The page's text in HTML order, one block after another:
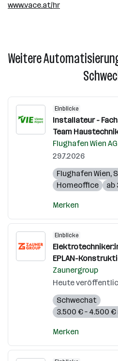
www.vace.at/hr
Weitere
Einblicke
Installateur -
Team
Flughafen Wien AG
29.7.2026
Flughafen Wien,
Homeoffice
ab
Merken
Einblicke
EPLAN-
Zaunergroup
Heute
Schwechat
3.500 € – 4.500
Merken